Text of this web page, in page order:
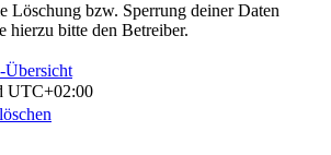
Löschung bzw. Sperrung deiner Daten
hierzu bitte den Betreiber.
Übersicht
UTC+02:00